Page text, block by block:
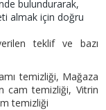
bulundurarak,
almak için doğru
teklif ve bazı
temizliği, Mağaza
cam temizliği, Vitrin
temizliği